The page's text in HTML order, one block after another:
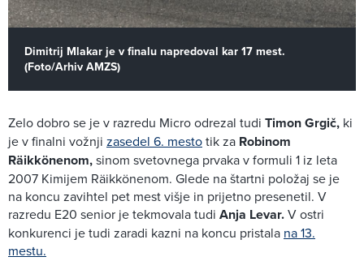
Dimitrij Mlakar je v finalu napredoval kar 17 mest.
(Foto/Arhiv AMZS)
Zelo dobro se je v razredu Micro odrezal tudi Timon Grgič, ki
je v finalni vožnji zasedel 6. mestotik za Robinom
Räikkönenom,sinom svetovnega prvaka v formuli 1 iz leta
2007 Kimijem Räikkönenom. Glede na štartni položaj se je
na koncu zavihtel pet mest višje in prijetno presenetil. V
razredu E20 senior je tekmovala tudi Anja Levar.V ostri
konkurenci je tudi zaradi kazni na koncu pristala na 13.
mestu.